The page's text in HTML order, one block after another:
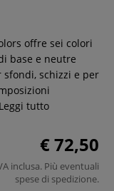
offre sei colori
base e neutre
schizzi e per
Leggi tutto
€ 72,50
inclusa. Più eventuali
spese di spedizione.